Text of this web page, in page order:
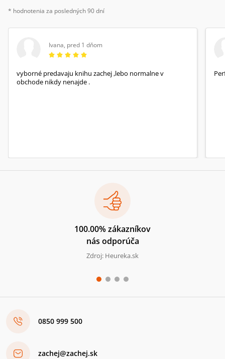
* hodnotenia za posledných 90 dní
Ivana, pred 1 dňom
vyborné predavaju knihu zachej ,lebo normalne v
obchode nikdy nenajde .
100.00% zákazníkov
nás odporúča
Zdroj: Heureka.sk
0850 999 500
zachej@zachej.sk